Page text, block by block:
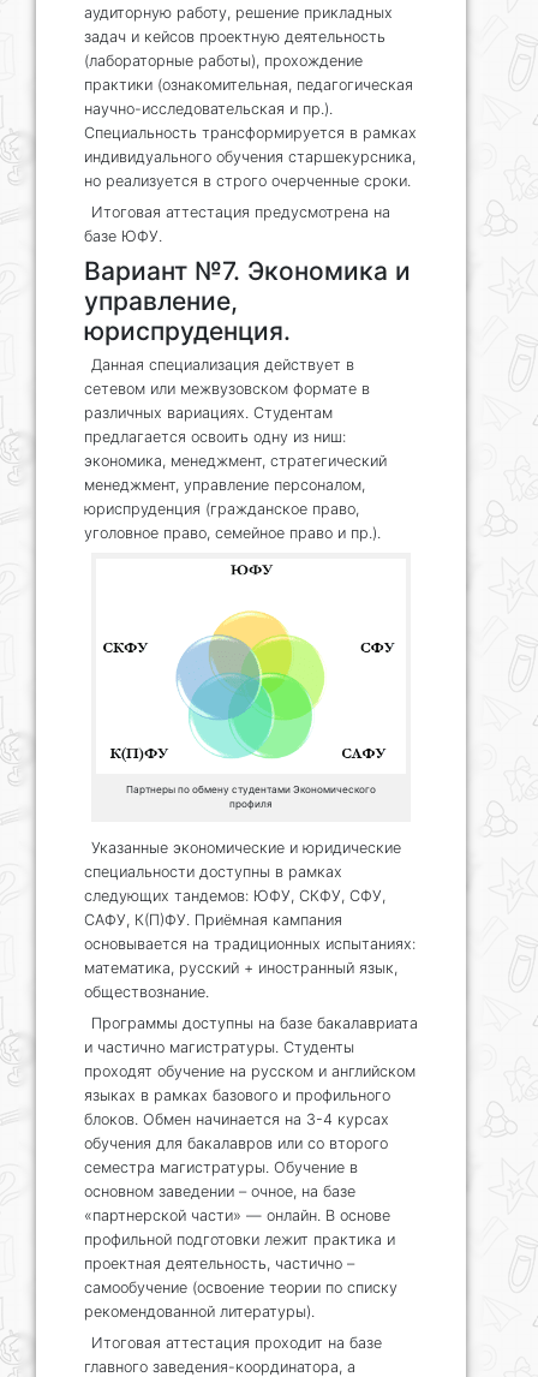
аудиторную работу, решение прикладных
задач и кейсов проектную деятельность
(лабораторные работы), прохождение
практики (ознакомительная, педагогическая
научно-исследовательская и пр.).
Специальность трансформируется в рамках
индивидуального обучения старшекурсника,
но реализуется в строго очерченные сроки.
Итоговая аттестация предусмотрена на
базе ЮФУ.
Вариант №7. Экономика и
управление,
юриспруденция.
Данная специализация действует в
сетевом или межвузовском формате в
различных вариациях. Студентам
предлагается освоить одну из ниш:
экономика, менеджмент, стратегический
менеджмент, управление персоналом,
юриспруденция (гражданское право,
уголовное право, семейное право и пр.).
Партнеры по обмену студентами Экономического
профиля
Указанные экономические и юридические
специальности доступны в рамках
следующих тандемов: ЮФУ, СКФУ, СФУ,
САФУ, К(П)ФУ. Приёмная кампания
основывается на традиционных испытаниях:
математика, русский + иностранный язык,
обществознание.
Программы доступны на базе бакалавриата
и частично магистратуры. Студенты
проходят обучение на русском и английском
языках в рамках базового и профильного
блоков. Обмен начинается на 3-4 курсах
обучения для бакалавров или со второго
семестра магистратуры. Обучение в
основном заведении – очное, на базе
«партнерской части» — онлайн. В основе
профильной подготовки лежит практика и
проектная деятельность, частично –
самообучение (освоение теории по списку
рекомендованной литературы).
Итоговая аттестация проходит на базе
главного заведения-координатора, а